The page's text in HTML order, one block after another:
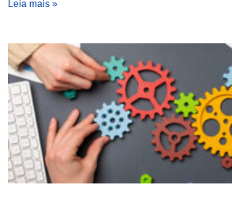
Leia mais »